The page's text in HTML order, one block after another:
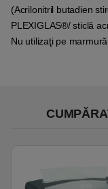
(Acrilonitril butadien
PLEXIGLAS®/ sticlă
Nu utilizaţi pe